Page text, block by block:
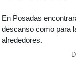
En Posadas
descanso como para
alrededores.